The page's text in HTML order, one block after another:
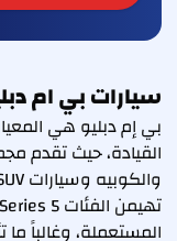
سيارات بي ام
بي إم دبليو هي
القيادة، حيث تقدم